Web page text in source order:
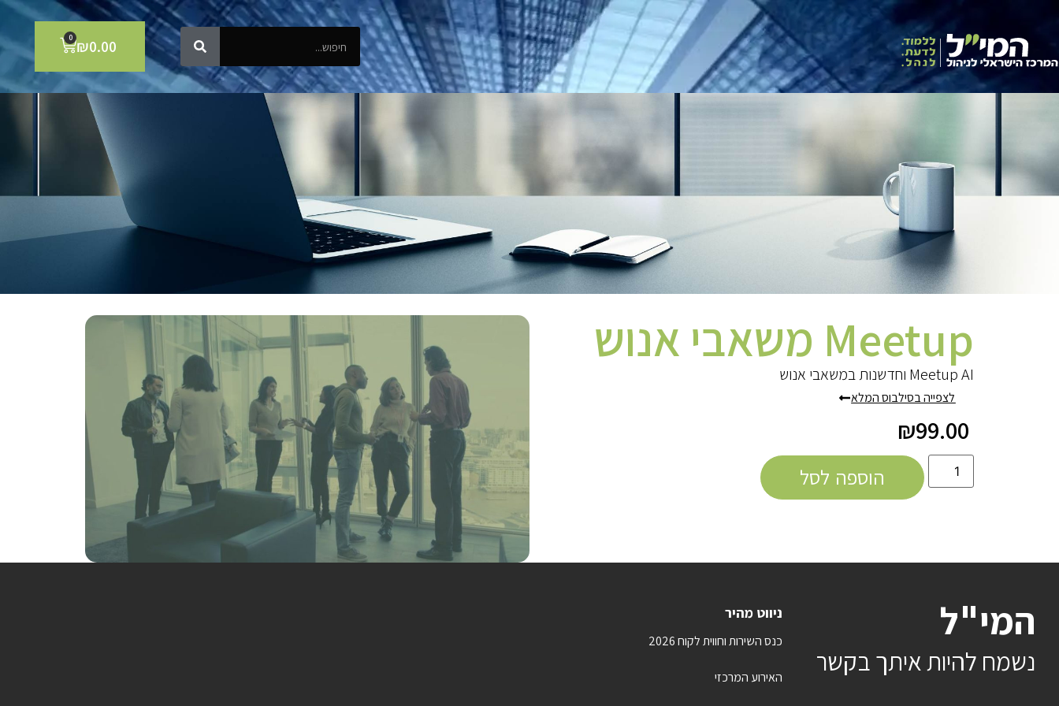
0.00
₪
0
Meetup משאבי אנוש
Meetup AI וחדשנות במשאבי אנוש
לצפייה בסילבוס המלא
99.00
₪
הוספה לסל
המי"ל
נשמח להיות איתך בקשר
ניווט מהיר
כנס השירות וחווית לקוח 2026
האירוע המרכזי